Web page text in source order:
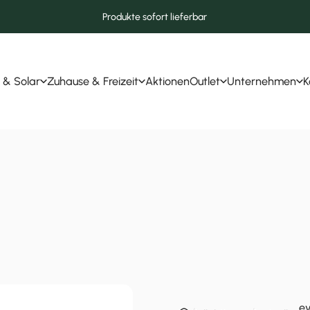
Produkte sofort lieferbar
& Solar Zuhause & Freizeit AktionenOutlet Unternehmen